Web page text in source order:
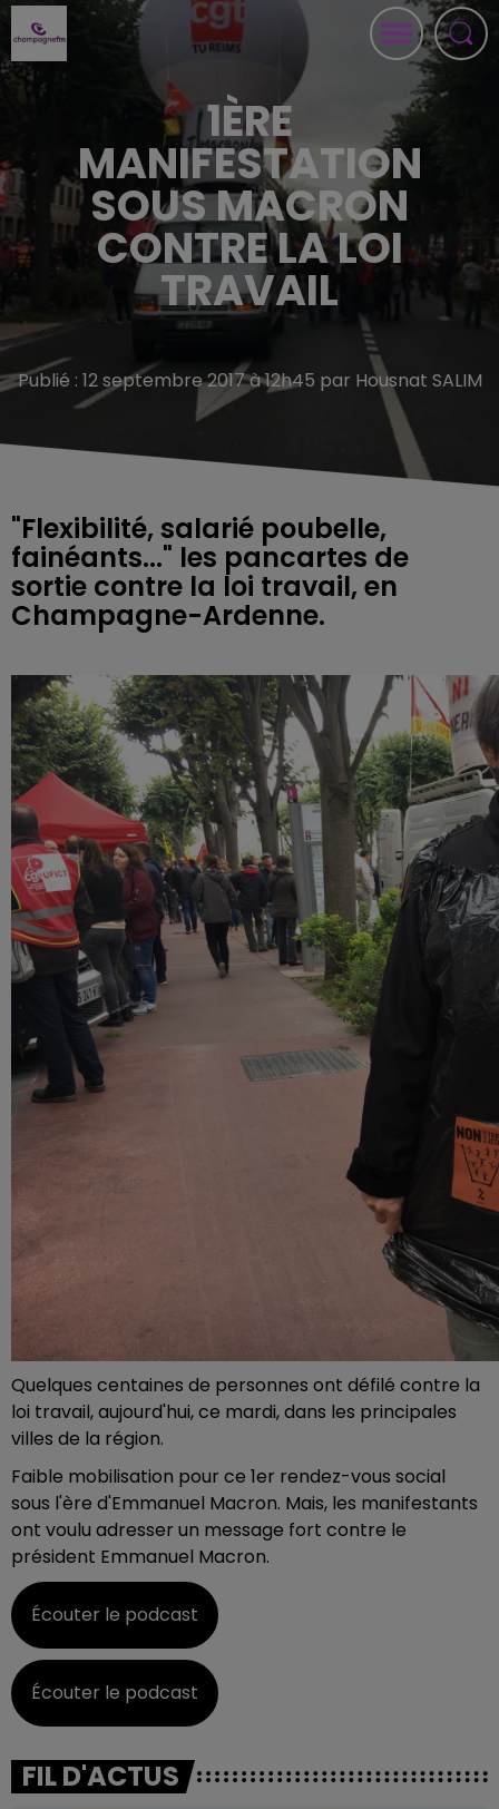
1ÈRE
MANIFESTATION
SOUS MACRON
CONTRE LA LOI
TRAVAIL
Publié : 12 septembre 2017 à 12h45 par Housnat SALIM
"Flexibilité, salarié poubelle,
fainéants..." les pancartes de
sortie contre la loi travail, en
Champagne-Ardenne.
Quelques centaines de personnes ont défilé contre la
loi travail, aujourd'hui, ce mardi, dans les principales
villes de la région.
Faible mobilisation pour ce 1er rendez-vous social
sous l'ère d'Emmanuel Macron. Mais, les manifestants
ont voulu adresser un message fort contre le
président Emmanuel Macron.
Écouter le podcast
Écouter le podcast
FIL D'ACTUS